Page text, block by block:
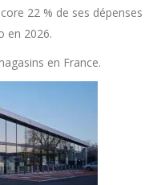
22 % de ses dépenses
en 2026.
en France.